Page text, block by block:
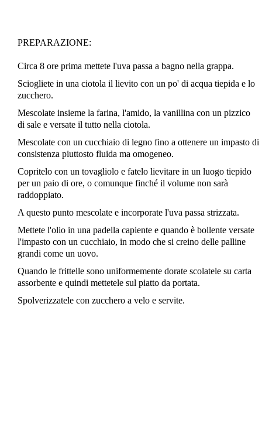
PREPARAZIONE:
Circa 8 ore prima mettete l'uva passa a bagno nella grappa.
Sciogliete in una ciotola il lievito con un po' di acqua tiepida e lo
zucchero.
Mescolate insieme la farina, l'amido, la vanillina con un pizzico
di sale e versate il tutto nella ciotola.
Mescolate con un cucchiaio di legno fino a ottenere un impasto di
consistenza piuttosto fluida ma omogeneo.
Copritelo con un tovagliolo e fatelo lievitare in un luogo tiepido
per un paio di ore, o comunque finché il volume non sarà
raddoppiato.
A questo punto mescolate e incorporate l'uva passa strizzata.
Mettete l'olio in una padella capiente e quando è bollente versate
l'impasto con un cucchiaio, in modo che si creino delle palline
grandi come un uovo.
Quando le frittelle sono uniformemente dorate scolatele su carta
assorbente e quindi mettetele sul piatto da portata.
Spolverizzatele con zucchero a velo e servite.